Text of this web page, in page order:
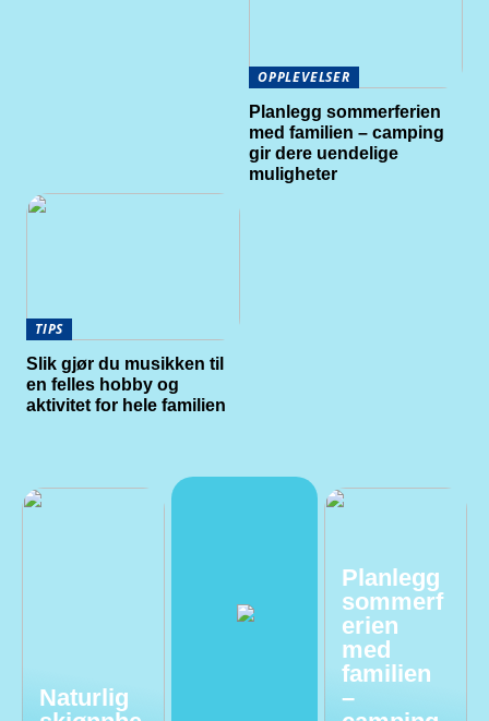
OPPLEVELSER
Planlegg sommerferien
med familien – camping
gir dere uendelige
muligheter
TIPS
Slik gjør du musikken til
en felles hobby og
aktivitet for hele familien
Naturlig
Planlegg
sommerf
erien
med
familien
–